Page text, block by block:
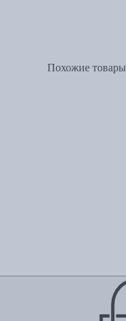
Похожие товары